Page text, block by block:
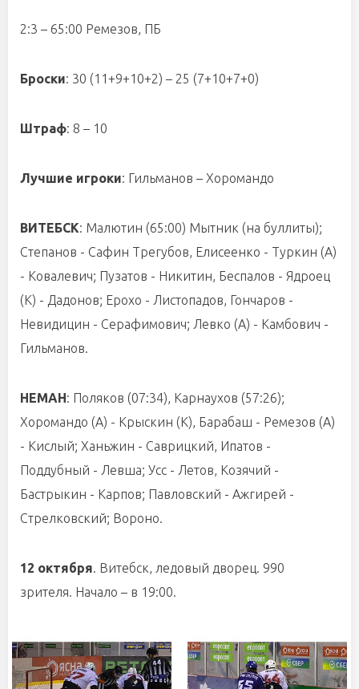
2:3 – 65:00 Ремезов, ПБ
Броски: 30 (11+9+10+2) – 25 (7+10+7+0)
Штраф: 8 – 10
Лучшие игроки: Гильманов – Хоромандо
ВИТЕБСК: Малютин (65:00) Мытник (на буллиты);
Степанов - Сафин Трегубов, Елисеенко - Туркин (А)
- Ковалевич; Пузатов - Никитин, Беспалов - Ядроец
(К) - Дадонов; Ерохо - Листопадов, Гончаров -
Невидицин - Серафимович; Левко (А) - Камбович -
Гильманов.
НЕМАН: Поляков (07:34), Карнаухов (57:26);
Хоромандо (А) - Крыскин (К), Барабаш - Ремезов (А)
- Кислый; Ханьжин - Саврицкий, Ипатов -
Поддубный - Левша; Усс - Летов, Козячий -
Бастрыкин - Карпов; Павловский - Ажгирей -
Стрелковский; Вороно.
12 октября. Витебск, ледовый дворец. 990
зрителя. Начало – в 19:00.